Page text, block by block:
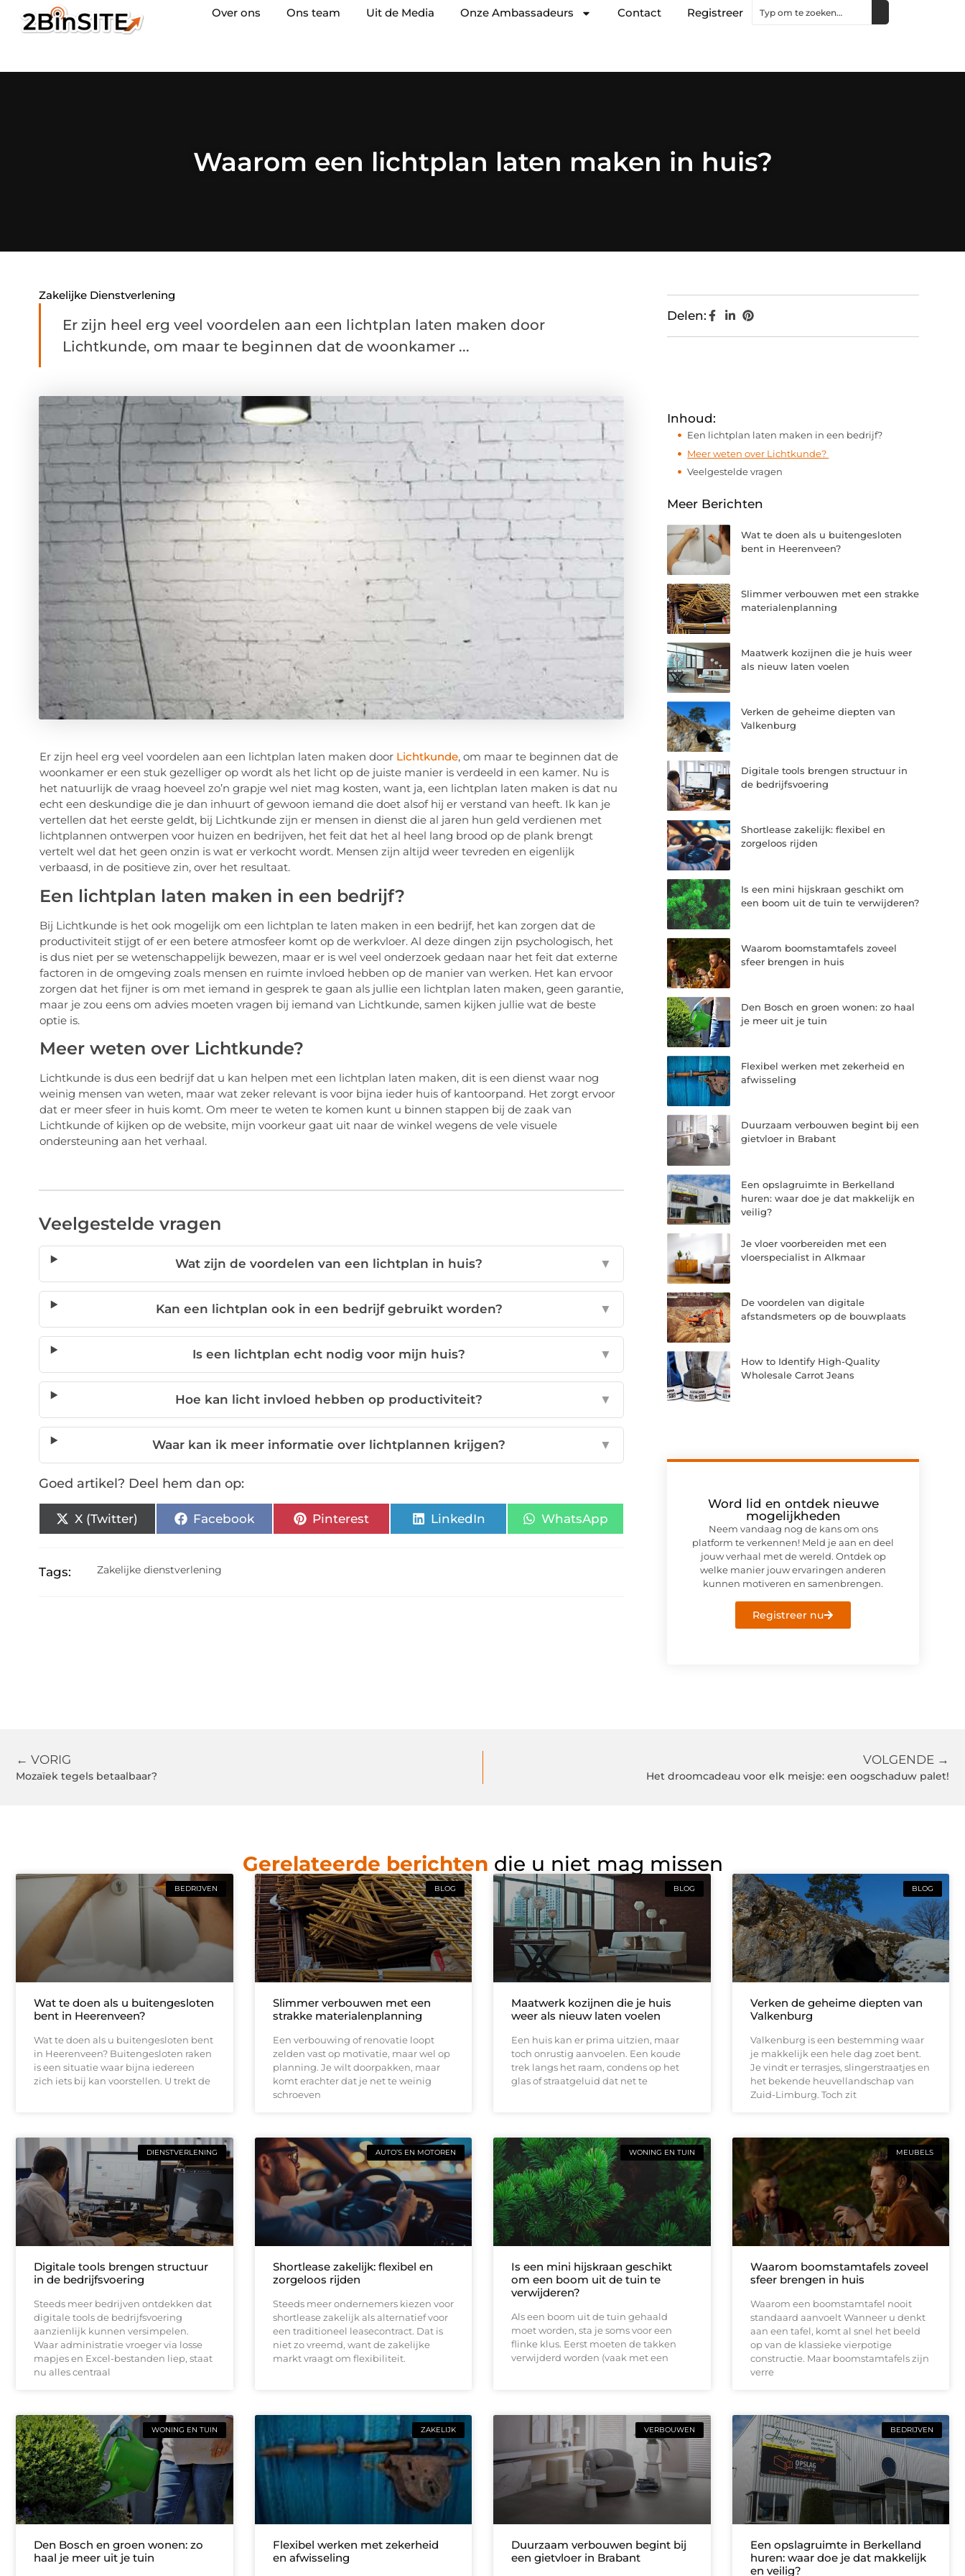
Over ons Ons team Uit de Media Onze Ambassadeurs Contact Registreer
Waarom een lichtplan laten maken in huis?
Zakelijke Dienstverlening
Er zijn heel erg veel voordelen aan een lichtplan laten maken door
Lichtkunde, om maar te beginnen dat de woonkamer ...
Er zijn heel erg veel voordelen aan een lichtplan laten maken door Lichtkunde, om maar te beginnen dat de
woonkamer er een stuk gezelliger op wordt als het licht op de juiste manier is verdeeld in een kamer. Nu is
het natuurlijk de vraag hoeveel zo’n grapje wel niet mag kosten, want ja, een lichtplan laten maken is dat nu
echt een deskundige die je dan inhuurt of gewoon iemand die doet alsof hij er verstand van heeft. Ik kan je
vertellen dat het eerste geldt, bij Lichtkunde zijn er mensen in dienst die al jaren hun geld verdienen met
lichtplannen ontwerpen voor huizen en bedrijven, het feit dat het al heel lang brood op de plank brengt
vertelt wel dat het geen onzin is wat er verkocht wordt. Mensen zijn altijd weer tevreden en eigenlijk
verbaasd, in de positieve zin, over het resultaat.
Een lichtplan laten maken in een bedrijf?
Bij Lichtkunde is het ook mogelijk om een lichtplan te laten maken in een bedrijf, het kan zorgen dat de
productiviteit stijgt of er een betere atmosfeer komt op de werkvloer. Al deze dingen zijn psychologisch, het
is dus niet per se wetenschappelijk bewezen, maar er is wel veel onderzoek gedaan naar het feit dat externe
factoren in de omgeving zoals mensen en ruimte invloed hebben op de manier van werken. Het kan ervoor
zorgen dat het fijner is om met iemand in gesprek te gaan als jullie een lichtplan laten maken, geen garantie,
maar je zou eens om advies moeten vragen bij iemand van Lichtkunde, samen kijken jullie wat de beste
optie is.
Meer weten over Lichtkunde?
Lichtkunde is dus een bedrijf dat u kan helpen met een lichtplan laten maken, dit is een dienst waar nog
weinig mensen van weten, maar wat zeker relevant is voor bijna ieder huis of kantoorpand. Het zorgt ervoor
dat er meer sfeer in huis komt. Om meer te weten te komen kunt u binnen stappen bij de zaak van
Lichtkunde of kijken op de website, mijn voorkeur gaat uit naar de winkel wegens de vele visuele
ondersteuning aan het verhaal.
Veelgestelde vragen
Wat zijn de voordelen van een lichtplan in huis? ▼
Kan een lichtplan ook in een bedrijf gebruikt worden? ▼
Is een lichtplan echt nodig voor mijn huis? ▼
Hoe kan licht invloed hebben op productiviteit? ▼
Waar kan ik meer informatie over lichtplannen krijgen? ▼
Goed artikel? Deel hem dan op:
X (Twitter) Facebook Pinterest LinkedIn WhatsApp
Tags: Zakelijke dienstverlening
Delen:
Inhoud:
Een lichtplan laten maken in een bedrijf?
Meer weten over Lichtkunde?
Veelgestelde vragen
Meer Berichten
Wat te doen als u buitengesloten
bent in Heerenveen?
Slimmer verbouwen met een strakke
materialenplanning
Maatwerk kozijnen die je huis weer
als nieuw laten voelen
Verken de geheime diepten van
Valkenburg
Digitale tools brengen structuur in
de bedrijfsvoering
Shortlease zakelijk: flexibel en
zorgeloos rijden
Is een mini hijskraan geschikt om
een boom uit de tuin te verwijderen?
Waarom boomstamtafels zoveel
sfeer brengen in huis
Den Bosch en groen wonen: zo haal
je meer uit je tuin
Flexibel werken met zekerheid en
afwisseling
Duurzaam verbouwen begint bij een
gietvloer in Brabant
Een opslagruimte in Berkelland
huren: waar doe je dat makkelijk en
veilig?
Je vloer voorbereiden met een
vloerspecialist in Alkmaar
De voordelen van digitale
afstandsmeters op de bouwplaats
How to Identify High-Quality
Wholesale Carrot Jeans
Word lid en ontdek nieuwe
mogelijkheden
Neem vandaag nog de kans om ons
platform te verkennen! Meld je aan en deel
jouw verhaal met de wereld. Ontdek op
welke manier jouw ervaringen anderen
kunnen motiveren en samenbrengen.
Registreer nu
← VORIG
Mozaïek tegels betaalbaar?
VOLGENDE →
Het droomcadeau voor elk meisje: een oogschaduw palet!
Gerelateerde berichten die u niet mag missen
BEDRIJVEN
Wat te doen als u buitengesloten
bent in Heerenveen?
Wat te doen als u buitengesloten bent
in Heerenveen? Buitengesloten raken
is een situatie waar bijna iedereen
zich iets bij kan voorstellen. U trekt de
BLOG
Slimmer verbouwen met een
strakke materialenplanning
Een verbouwing of renovatie loopt
zelden vast op motivatie, maar wel op
planning. Je wilt doorpakken, maar
komt erachter dat je net te weinig
schroeven
BLOG
Maatwerk kozijnen die je huis
weer als nieuw laten voelen
Een huis kan er prima uitzien, maar
toch onrustig aanvoelen. Een koude
trek langs het raam, condens op het
glas of straatgeluid dat net te
BLOG
Verken de geheime diepten van
Valkenburg
Valkenburg is een bestemming waar
je makkelijk een hele dag zoet bent.
Je vindt er terrasjes, slingerstraatjes en
het bekende heuvellandschap van
Zuid-Limburg. Toch zit
DIENSTVERLENING
Digitale tools brengen structuur
in de bedrijfsvoering
Steeds meer bedrijven ontdekken dat
digitale tools de bedrijfsvoering
aanzienlijk kunnen versimpelen.
Waar administratie vroeger via losse
mapjes en Excel-bestanden liep, staat
nu alles centraal
AUTO’S EN MOTOREN
Shortlease zakelijk: flexibel en
zorgeloos rijden
Steeds meer ondernemers kiezen voor
shortlease zakelijk als alternatief voor
een traditioneel leasecontract. Dat is
niet zo vreemd, want de zakelijke
markt vraagt om flexibiliteit.
WONING EN TUIN
Is een mini hijskraan geschikt
om een boom uit de tuin te
verwijderen?
Als een boom uit de tuin gehaald
moet worden, sta je soms voor een
flinke klus. Eerst moeten de takken
verwijderd worden (vaak met een
MEUBELS
Waarom boomstamtafels zoveel
sfeer brengen in huis
Waarom een boomstamtafel nooit
standaard aanvoelt Wanneer u denkt
aan een tafel, komt al snel het beeld
op van de klassieke vierpotige
constructie. Maar boomstamtafels zijn
verre
WONING EN TUIN
Den Bosch en groen wonen: zo
haal je meer uit je tuin
ZAKELIJK
Flexibel werken met zekerheid
en afwisseling
VERBOUWEN
Duurzaam verbouwen begint bij
een gietvloer in Brabant
BEDRIJVEN
Een opslagruimte in Berkelland
huren: waar doe je dat makkelijk
en veilig?